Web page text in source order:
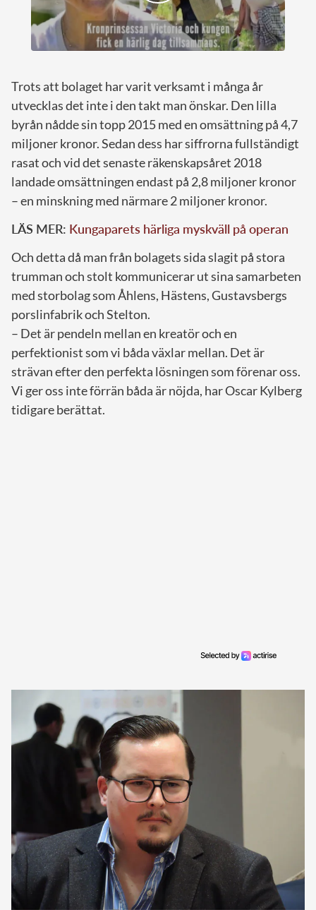
Trots att bolaget har varit verksamt i många år
utvecklas det inte i den takt man önskar. Den lilla
byrån nådde sin topp 2015 med en omsättning på 4,7
miljoner kronor. Sedan dess har siffrorna fullständigt
rasat och vid det senaste räkenskapsåret 2018
landade omsättningen endast på 2,8 miljoner kronor
– en minskning med närmare 2 miljoner kronor.
LÄS MER: Kungaparets härliga myskväll på operan
Och detta då man från bolagets sida slagit på stora
trumman och stolt kommunicerar ut sina samarbeten
med storbolag som Åhlens, Hästens, Gustavsbergs
porslinfabrik och Stelton.
– Det är pendeln mellan en kreatör och en
perfektionist som vi båda växlar mellan. Det är
strävan efter den perfekta lösningen som förenar oss.
Vi ger oss inte förrän båda är nöjda, har Oscar Kylberg
tidigare berättat.